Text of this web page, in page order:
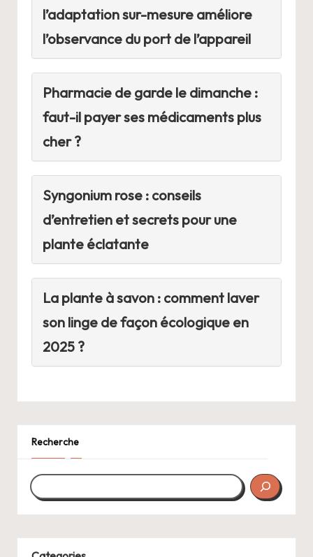
l’adaptation sur-mesure améliore
l’observance du port de l’appareil
Pharmacie de garde le dimanche :
faut-il payer ses médicaments plus
cher ?
Syngonium rose : conseils
d’entretien et secrets pour une
plante éclatante
La plante à savon : comment laver
son linge de façon écologique en
2025 ?
Recherche